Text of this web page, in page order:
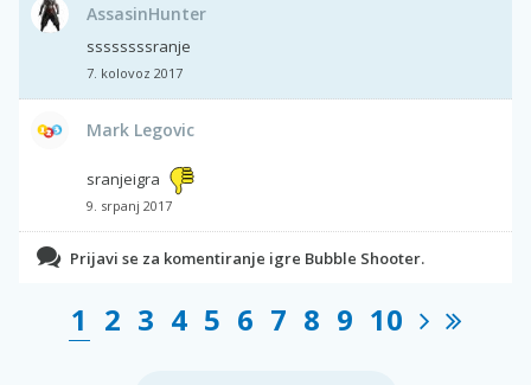
AssasinHunter
ssssssssranje
7. kolovoz 2017
Mark Legovic
sranjeigra
9. srpanj 2017
Prijavi se za komentiranje igre Bubble Shooter.
1 2 3 4 5 6 7 8 9 10